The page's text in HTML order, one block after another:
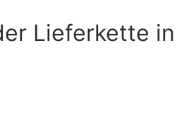
Lieferkette